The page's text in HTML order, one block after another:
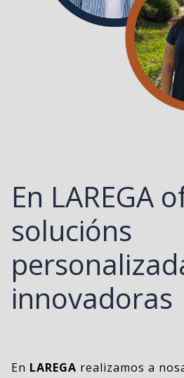
En LAREGA
solucións
innovadoras
En LAREGA realizamos a